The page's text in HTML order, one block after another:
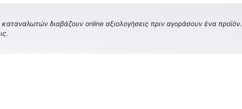
διαβάζουν online αξιολογήσεις πριν αγοράσουν ένα